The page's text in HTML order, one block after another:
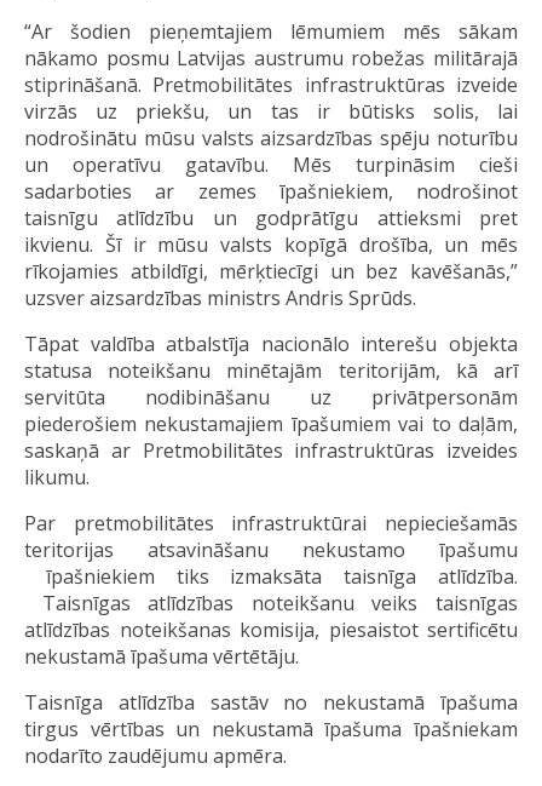
“Ar šodien pieņemtajiem lēmumiem mēs sākam
nākamo posmu Latvijas austrumu robežas militārajā
stiprināšanā. Pretmobilitātes infrastruktūras izveide
virzās uz priekšu, un tas ir būtisks solis, lai
nodrošinātu mūsu valsts aizsardzības spēju noturību
un operatīvu gatavību. Mēs turpināsim cieši
sadarboties ar zemes īpašniekiem, nodrošinot
taisnīgu atlīdzību un godprātīgu attieksmi pret
ikvienu. Šī ir mūsu valsts kopīgā drošība, un mēs
rīkojamies atbildīgi, mērķtiecīgi un bez kavēšanās,”
uzsver aizsardzības ministrs Andris Sprūds.
Tāpat valdība atbalstīja nacionālo interešu objekta
statusa noteikšanu minētajām teritorijām, kā arī
servitūta nodibināšanu uz privātpersonām
piederošiem nekustamajiem īpašumiem vai to daļām,
saskaņā ar Pretmobilitātes infrastruktūras izveides
likumu.
Par pretmobilitātes infrastruktūrai nepieciešamās
teritorijas atsavināšanu nekustamo īpašumu
īpašniekiem tiks izmaksāta taisnīga atlīdzība.
Taisnīgas atlīdzības noteikšanu veiks taisnīgas
atlīdzības noteikšanas komisija, piesaistot sertificētu
nekustamā īpašuma vērtētāju.
Taisnīga atlīdzība sastāv no nekustamā īpašuma
tirgus vērtības un nekustamā īpašuma īpašniekam
nodarīto zaudējumu apmēra.